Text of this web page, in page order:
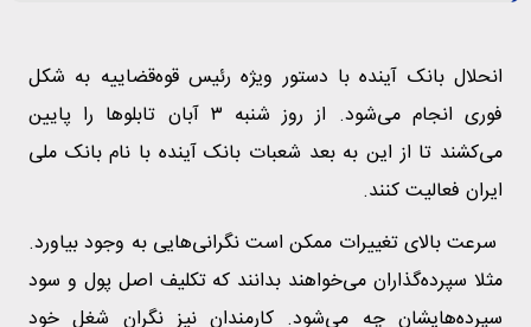
انحلال بانک آینده با دستور ویژه رئیس قوه‌قضاییه به شکل
فوری انجام می‌شود. از روز شنبه ۳ آبان تابلوها را پایین
می‌کشند تا از این به بعد شعبات بانک آینده با نام بانک ملی
ایران فعالیت کنند.
سرعت بالای تغییرات ممکن است نگرانی‌هایی به وجود بیاورد.
مثلا سپرده‌گذاران می‌خواهند بدانند که تکلیف اصل پول و سود
سپرده‌هایشان چه می‌شود. کارمندان نیز نگران شغل خود